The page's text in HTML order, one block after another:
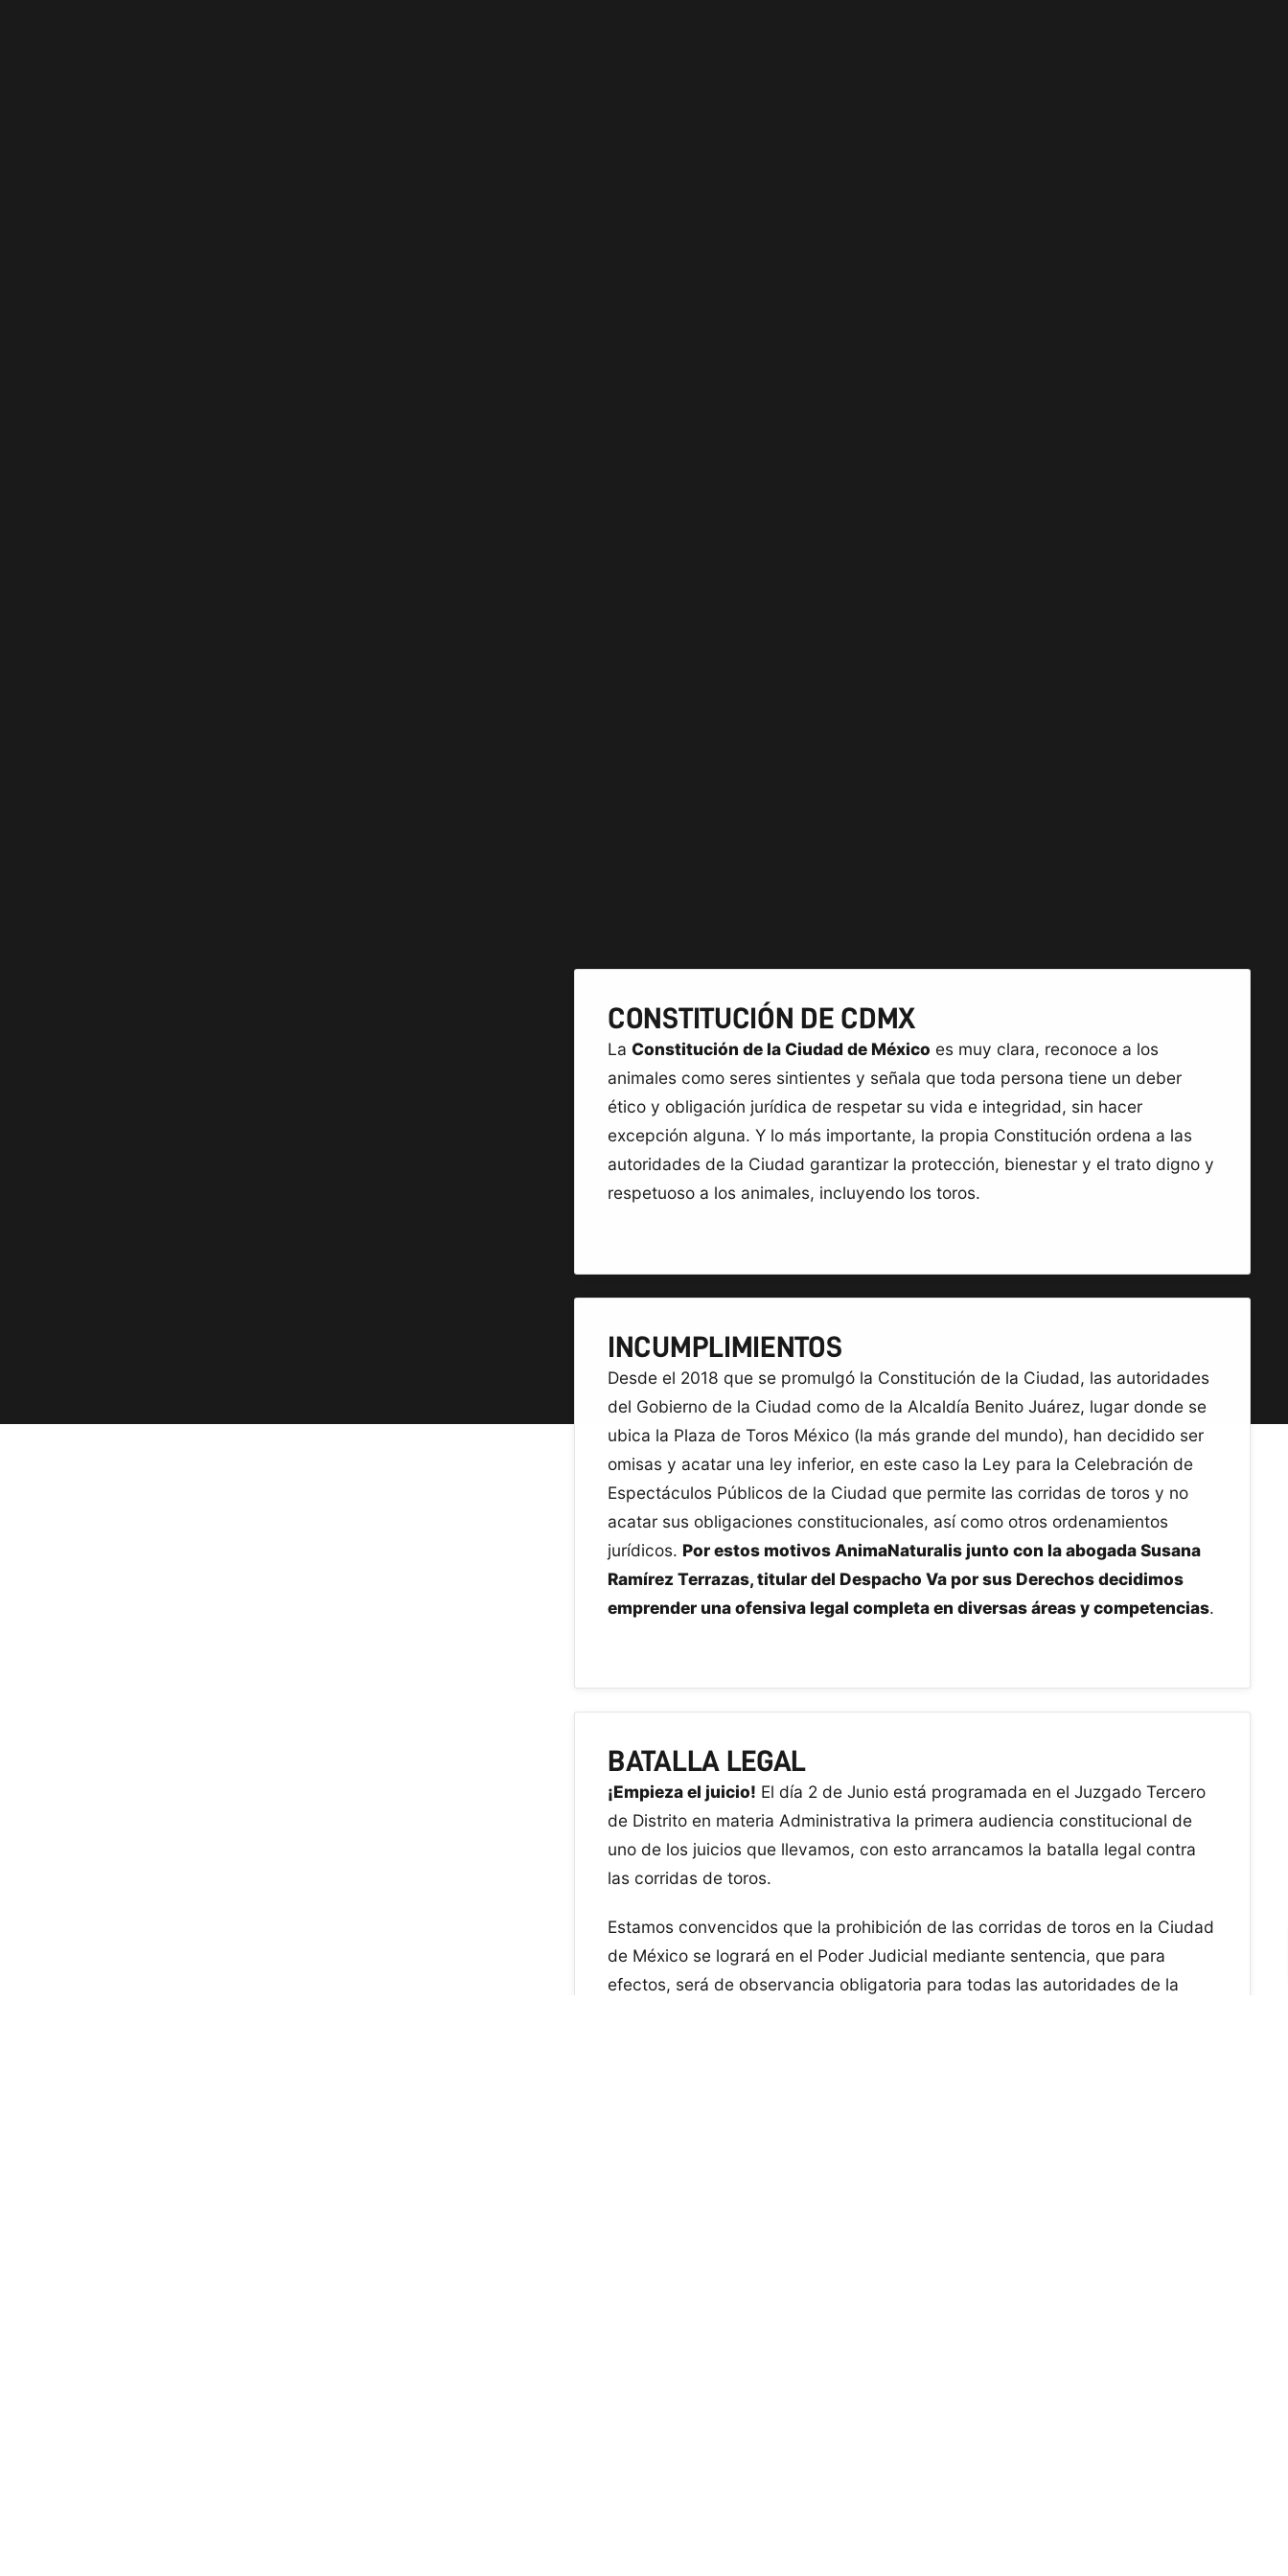
CONSTITUCIÓN DE CDMX
LaConstitución de la Ciudad de México es muy clara, reconoce a los
animales como seres sintientes y señala que toda persona tiene un deber
ético y obligación jurídica de respetar su vida e integridad, sin hacer
excepción alguna. Y lo más importante, la propia Constitución ordena a las
autoridades de la Ciudad garantizar la protección, bienestar y el trato digno y
respetuoso a los animales, incluyendo los toros.
INCUMPLIMIENTOS
Desde el 2018 que se promulgó la Constitución de la Ciudad, las autoridades
del Gobierno de la Ciudad como de la Alcaldía Benito Juárez, lugar donde se
ubica la Plaza de Toros México (la más grande del mundo), han decidido ser
omisas y acatar una ley inferior, en este caso la Ley para la Celebración de
Espectáculos Públicos de la Ciudad que permite las corridas de toros y no
acatar sus obligaciones constitucionales, así como otros ordenamientos
jurídicos. Por estos motivos AnimaNaturalis junto con la abogada Susana
Ramírez Terrazas, titular del Despacho Va por sus Derechos decidimos
emprender una ofensiva legal completa en diversas áreas y competencias.
BATALLA LEGAL
¡Empieza el juicio! El día 2 de Junio está programada en el Juzgado Tercero
de Distrito en materia Administrativa la primera audiencia constitucional de
uno de los juicios que llevamos, con esto arrancamos la batalla legal contra
las corridas de toros.
Estamos convencidos que la prohibición de las corridas de toros en la Ciudad
de México se logrará en el Poder Judicial mediante sentencia, que para
efectos, será de observancia obligatoria para todas las autoridades de la